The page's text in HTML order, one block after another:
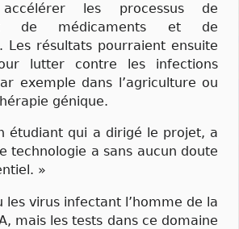
accélérer les processus de
de médicaments et de
Les résultats pourraient ensuite
lutter contre les infections
exemple dans l’agriculture ou
génique.
étudiant qui a dirigé le projet, a
technologie a sans aucun doute
»
les virus infectant l’homme de la
mais les tests dans ce domaine